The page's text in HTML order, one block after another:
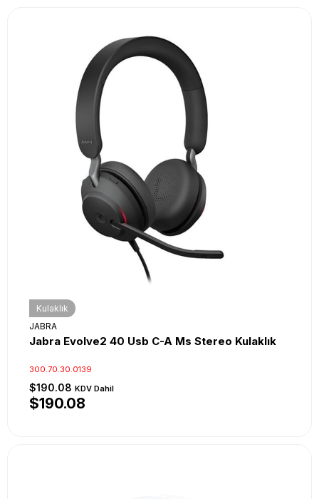
Kulaklık
JABRA
Jabra Evolve2 40 Usb C-A Ms Stereo Kulaklık
300.70.30.0139
$190.08 KDV Dahil
$190.08